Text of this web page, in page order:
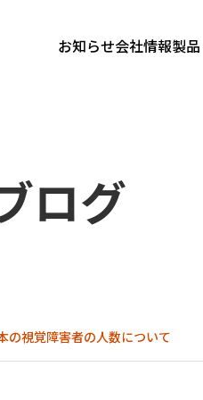
お知らせ会社情報製
ログ
の視覚障害者の人数について